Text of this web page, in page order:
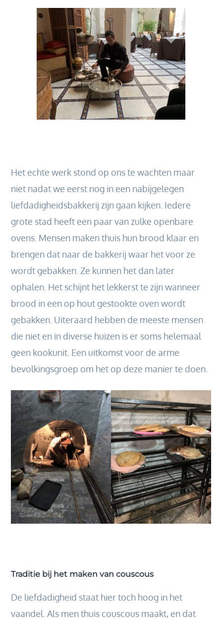
Het echte werk stond op ons te wachten maar
niet nadat we eerst nog in een nabijgelegen
liefdadigheidsbakkerij zijn gaan kijken. Iedere
grote stad heeft een paar van zulke openbare
ovens. Mensen maken thuis hun brood klaar en
brengen dat naar de bakkerij waar het voor ze
wordt gebakken. Ze kunnen het dan later
ophalen. Het schijnt het lekkerst te zijn wanneer
brood in een op hout gestookte oven wordt
gebakken. Uiteraard hebben de meeste mensen
die niet en in diverse huizen is er soms helemaal
geen kookunit. Een uitkomst voor de arme
bevolkingsgroep om het op deze manier te doen.
Traditie bij het maken van couscous
De liefdadigheid staat hier toch hoog in het
vaandel. Als men thuis couscous maakt, en dat